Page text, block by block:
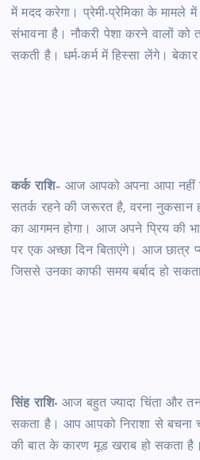
में मदद करेगा। प्रेमी-प्रेमिका के
संभावना है। नौकरी पेशा करने वालों
सकती है। धर्म-कर्म में हिस्सा लेंगे।
कर्क राशि– आज आपको अपना आपा नहीं
सतर्क रहने की जरूरत है, वरना नुकसान
का आगमन होगा। आज अपने प्रिय की
पर एक अच्छा दिन बिताएंगे। आज छात्र
जिससे उनका काफी समय बर्बाद हो
सिंह राशि- आज बहुत ज्यादा चिंता और
सकता है। आप आपको निराशा से बचना
की बात के कारण मूड खराब हो सकता